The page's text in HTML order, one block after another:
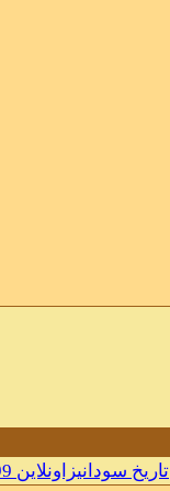
تاريخ سودانيزاونلاين 1999 - حتي اليوم